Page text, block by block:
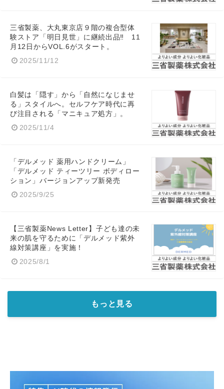
三省製薬、大丸東京店９階の複合型体
験ストア「明日見世」に継続出品‼ 11
月12日からVOL.6がスタート。
2025/11/12
白髪は「隠す」から「自然になじませ
る」スタイルへ。セルフケア時代に再
び注目される「マニキュア処方」。
2025/11/4
「デルメッド 薬用ハンドクリーム」
「デルメッド ティーツリー ボディロー
ション」バージョンアップ新発売
2025/9/25
【三省製薬News Letter】子ども達の未
来の肌を守るために「デルメッド紫外
線対策講座」を実施！
2025/8/1
もっと見る